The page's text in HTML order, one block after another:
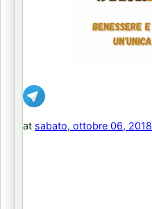
at sabato, ottobre 06, 2018